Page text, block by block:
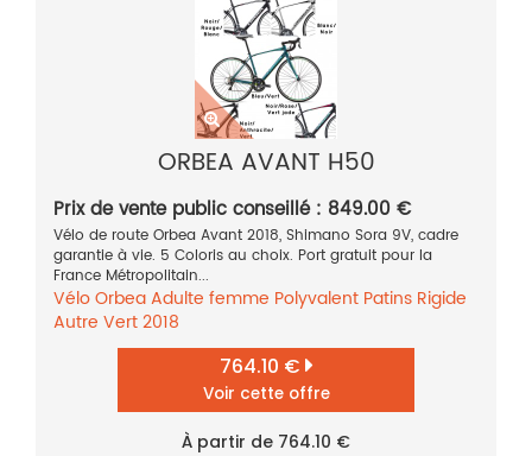
ORBEA AVANT H50
Prix de vente public conseillé : 849.00 €
Vélo de route Orbea Avant 2018, Shimano Sora 9V, cadre
garantie à vie. 5 Coloris au choix. Port gratuit pour la
France Métropolitain...
VéloOrbeaAdulte femme Polyvalent Patins Rigide
Autre Vert2018
764.10 €
Voir cette offre
À partir de 764.10 €